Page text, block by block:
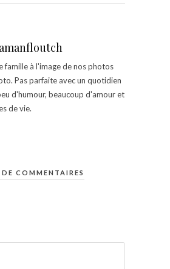
famille à l'image de nos photos
Pas parfaite avec un quotidien
d'humour, beaucoup d'amour et
de vie.
DE COMMENTAIRES